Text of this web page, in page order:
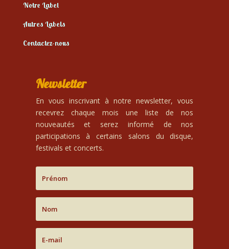
Notre Label
Autres Labels
Contactez-nous
Newsletter
En vous inscrivant à notre newsletter, vous
recevrez chaque mois une liste de nos
nouveautés et serez informé de nos
participations à certains salons du disque,
festivals et concerts.